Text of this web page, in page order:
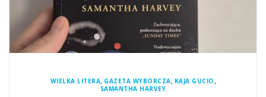
WIELKA LITERA, GAZETA WYBORCZA, KAJA GUCIO ,
SAMANTHA HARVEY